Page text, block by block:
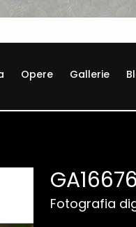
Opere Gallerie
Fotografia